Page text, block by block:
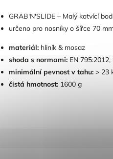
GRAB'N'SLIDE – Malý kotvící
určeno pro nosníky o šířce 70
materiál: hliník & mosaz
shoda s normami: EN
minimální pevnost v tahu: > 23
čistá hmotnost: 1600 g